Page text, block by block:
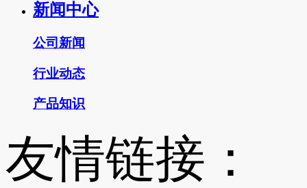
新闻中心
公司新闻
行业动态
产品知识
友情链接：